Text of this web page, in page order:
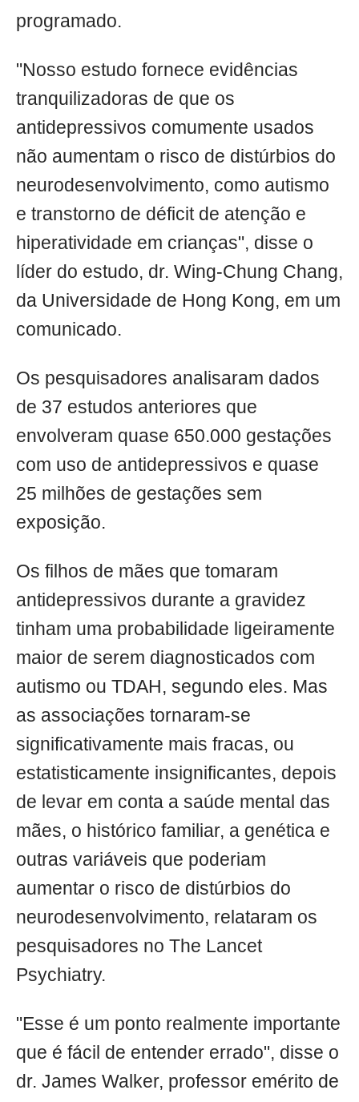
programado.
"Nosso estudo fornece evidências
tranquilizadoras de que os
antidepressivos comumente usados
não aumentam o risco de distúrbios do
neurodesenvolvimento, como autismo
e transtorno de déficit de atenção e
hiperatividade em crianças", disse o
líder do estudo, dr. Wing-Chung Chang,
da Universidade de Hong Kong, em um
comunicado.
Os pesquisadores analisaram dados
de 37 estudos anteriores que
envolveram quase 650.000 gestações
com uso de antidepressivos e quase
25 milhões de gestações sem
exposição.
Os filhos de mães que tomaram
antidepressivos durante a gravidez
tinham uma probabilidade ligeiramente
maior de serem diagnosticados com
autismo ou TDAH, segundo eles. Mas
as associações tornaram-se
significativamente mais fracas, ou
estatisticamente insignificantes, depois
de levar em conta a saúde mental das
mães, o histórico familiar, a genética e
outras variáveis que poderiam
aumentar o risco de distúrbios do
neurodesenvolvimento, relataram os
pesquisadores no The Lancet
Psychiatry.
"Esse é um ponto realmente importante
que é fácil de entender errado", disse o
dr. James Walker, professor emérito de